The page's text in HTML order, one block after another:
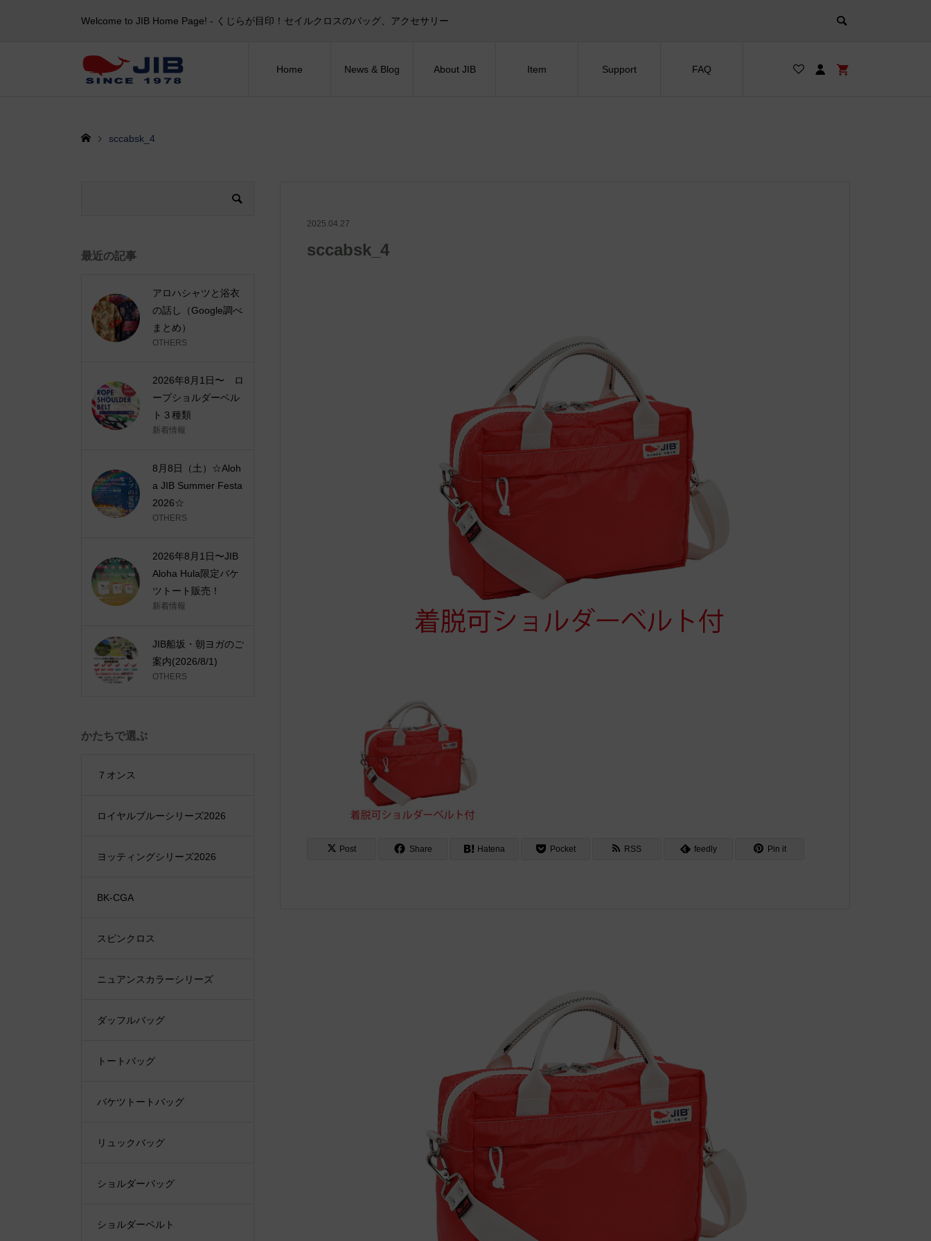
Welcome to JIB Home Page! ‐ くじらが目印！セイルクロスのバッグ、アクセサリー
Home News & Blog About JIB Item Support FAQ
sccabsk_4
2025.04.27
sccabsk_4
Post Share Hatena Pocket RSS feedly Pin it
最近の記事
アロハシャツと浴衣
の話し（Google調べ
まとめ）
OTHERS
2026年8月1日〜 ロ
ープショルダーベル
ト３種類
新着情報
8月8日（土）☆Aloh
a JIB Summer Festa
2026☆
OTHERS
2026年8月1日〜JIB
Aloha Hula限定バケ
ツトート販売！
新着情報
JIB船坂・朝ヨガのご
案内(2026/8/1)
OTHERS
かたちで選ぶ
７オンス
ロイヤルブルーシリーズ2026
ヨッティングシリーズ2026
BK-CGA
スピンクロス
ニュアンスカラーシリーズ
ダッフルバッグ
トートバッグ
バケツトートバッグ
リュックバッグ
ショルダーバッグ
ショルダーベルト